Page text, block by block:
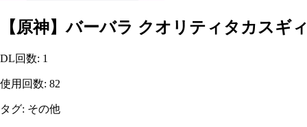
【原神】バーバラ クオリティタカスギ
DL回数: 1
使用回数: 82
タグ: その他